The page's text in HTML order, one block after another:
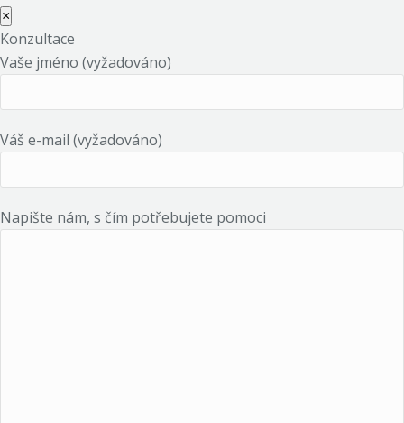
×
Konzultace
Vaše jméno (vyžadováno)
Váš e-mail (vyžadováno)
Napište nám, s čím potřebujete pomoci